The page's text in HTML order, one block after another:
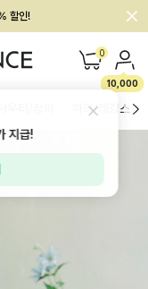
할인!
0
10,000
하의/레깅스
지급!